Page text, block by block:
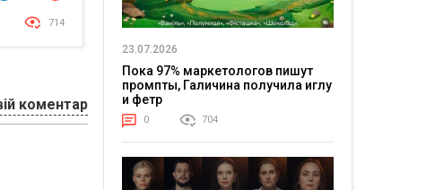
714
коментар
23.07.2026
Пока 97% маркетологов пишут
промпты, Галичина получила иглу
и фетр
0 704